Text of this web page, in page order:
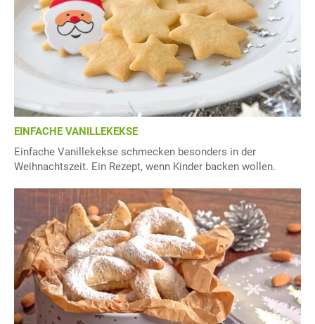
EINFACHE VANILLEKEKSE
Einfache Vanillekekse schmecken besonders in der
Weihnachtszeit. Ein Rezept, wenn Kinder backen wollen.